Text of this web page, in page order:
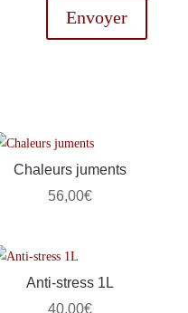
Envoyer
Chaleurs juments
56,00€
Anti-stress 1L
40,00€